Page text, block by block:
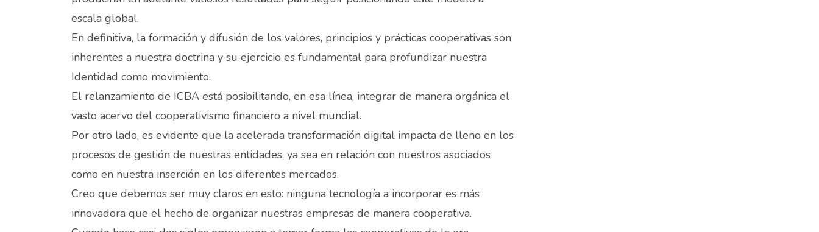
escala global.
En definitiva, la formación y difusión de los valores, principios y prácticas cooperativas son
inherentes a nuestra doctrina y su ejercicio es fundamental para profundizar nuestra
Identidad como movimiento.
El relanzamiento de ICBA está posibilitando, en esa línea, integrar de manera orgánica el
vasto acervo del cooperativismo financiero a nivel mundial.
Por otro lado, es evidente que la acelerada transformación digital impacta de lleno en los
procesos de gestión de nuestras entidades, ya sea en relación con nuestros asociados
como en nuestra inserción en los diferentes mercados.
Creo que debemos ser muy claros en esto: ninguna tecnología a incorporar es más
innovadora que el hecho de organizar nuestras empresas de manera cooperativa.